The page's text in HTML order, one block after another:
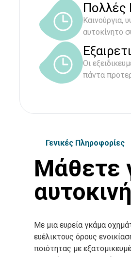
Πολλές
Καινούργια,
αυτοκίνητο
Οι
πάντα
Γενικές Πληροφορίες
Μάθετε
Με μια ευρεία γκάμα
ευέλικτους όρους
ποιότητας με